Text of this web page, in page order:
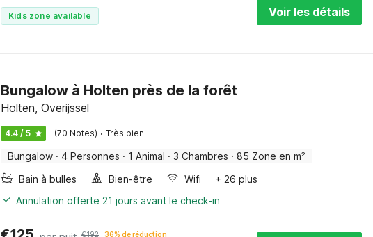
Kids zone available Voir les détails
Bungalow à Holten près de la forêt
Holten, Overijssel
4.4 / 5 (70 Notes) · Très bien
Bungalow · 4 Personnes · 1 Animal · 3 Chambres · 85 Zone en m²
Bain à bulles
Bien-être Wifi
+ 26 plus
Annulation offerte 21 jours avant le check-in
€192 36% de réduction